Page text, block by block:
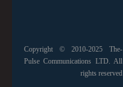
Copyright © 2010-2025 The-
Pulse Communications LTD. All
rights reserved